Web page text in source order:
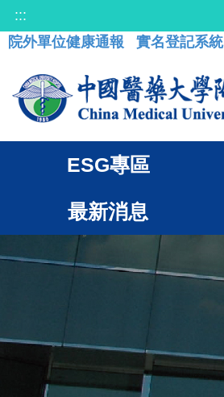
:::
院外單位健康通報
實名登記系統
ESG專區
最新消息